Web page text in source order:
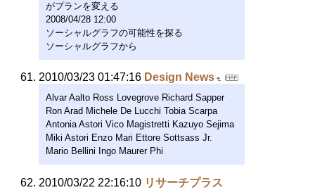
がプランを変える
2008/04/28 12:00
ソーシャルグラフの可能性を探る
ソーシャルグラフから
2010/03/23 01:47:16 Design News
Alvar Aalto Ross Lovegrove Richard Sapper
Ron Arad Michele De Lucchi Tobia Scarpa
Antonia Astori Vico Magistretti Kazuyo Sejima
Miki Astori Enzo Mari Ettore Sottsass Jr.
Mario Bellini Ingo Maurer Phi
2010/03/22 22:16:10 リサーチプラス